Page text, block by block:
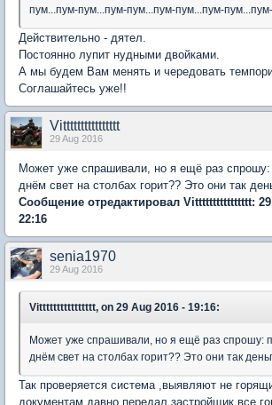
пум...пум-пум...пум-пум...пум-пум...пум-пум...пум-
Действительно - дятел.
Постоянно лупит нудными двойками.
А мы будем Вам менять и чередовать
Соглашайтесь уже!!
Vitttttttttttttttt
29 Aug 2016
Может уже спрашивали, но я ещё раз
днём свет на столбах горит?? Это они так
Сообщение отредактировал Vitttttttttttttttt:
22:16
senia1970
29 Aug 2016
Vitttttttttttttttt, on 29 Aug 2016 - 19:16:
Может уже спрашивали, но я ещё раз спрошу:
днём свет на столбах горит?? Это они так
Так проверяется система ,выявляют не
документам давно передал застройщик все